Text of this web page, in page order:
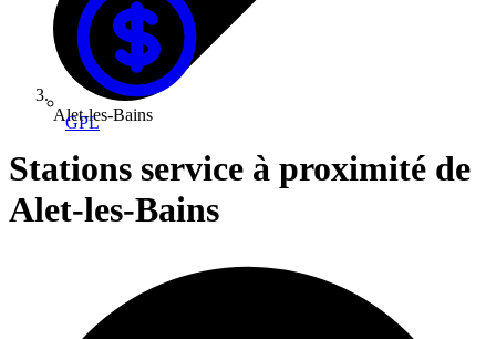
GPL
Alet-les-Bains
Stations service à proximité de
Alet-les-Bains